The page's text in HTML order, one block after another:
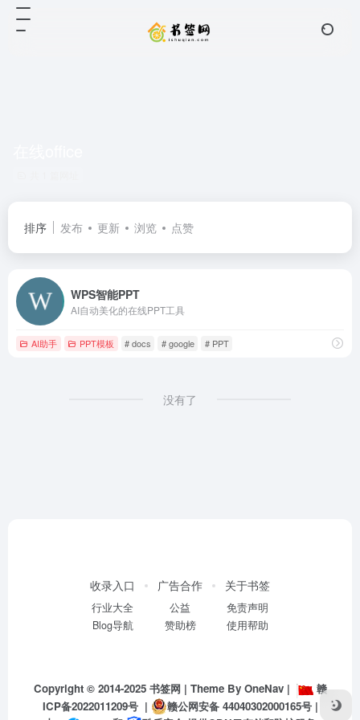
排序 发布 更新 浏览 点赞
WPS智能PPT
AI自动美化的在线PPT工具
AI助手 PPT模板 # docs # google # PPT
没有了
收录入口
行业大全
Blog导航
广告合作
公益
赞助榜
关于书签
免责声明
使用帮助
Copyright © 2014-2025 书签网 | Theme By OneNav|
赣
ICP备2022011209号| 赣公网安备 44040302000165号|